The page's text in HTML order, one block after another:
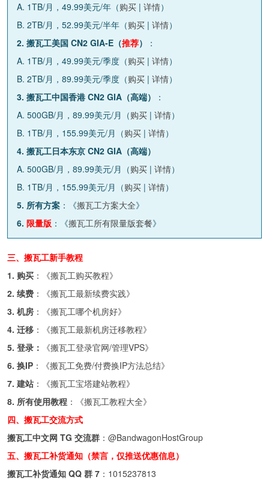
A. 1TB/月，49.99美元/年（购买 | 详情）
B. 2TB/月，52.99美元/半年（购买 | 详情）
2. 搬瓦工美国 CN2 GIA-E（推荐）
：
A. 1TB/月，49.99美元/季度（购买 | 详情）
B. 2TB/月，89.99美元/季度（购买 | 详情）
3. 搬瓦工中国香港 CN2 GIA（高端）
：
A. 500GB/月，89.99美元/月（购买 | 详情）
B. 1TB/月，155.99美元/月（购买 | 详情）
4. 搬瓦工日本东京 CN2 GIA（高端）
A. 500GB/月，89.99美元/月（购买 | 详情）
B. 1TB/月，155.99美元/月（购买 | 详情）
5. 所有方案 ：《搬瓦工方案大全》
6. 限量版 ：《搬瓦工所有限量版套餐》
三、搬瓦工新手教程
1. 购买 ：《搬瓦工购买教程》
2. 续费 ：《搬瓦工最新续费实践》
3. 机房 ：《搬瓦工哪个机房好》
4. 迁移 ：《搬瓦工最新机房迁移教程》
5. 登录：
《搬瓦工登录官网/管理VPS》
6. 换IP ：《搬瓦工免费/付费换IP方法总结》
7. 建站 ：《搬瓦工宝塔建站教程》
8. 所有使用教程 ：《搬瓦工教程大全》
四、搬瓦工交流方式
搬瓦工中文网 TG 交流群 ： @BandwagonHostGroup
五、搬瓦工补货通知（禁言，仅推送优惠信息）
搬瓦工补货通知 QQ 群 7 ： 1015237813